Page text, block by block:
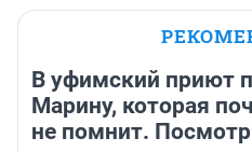
В уфимский приют
Марину, которая
не помнит.